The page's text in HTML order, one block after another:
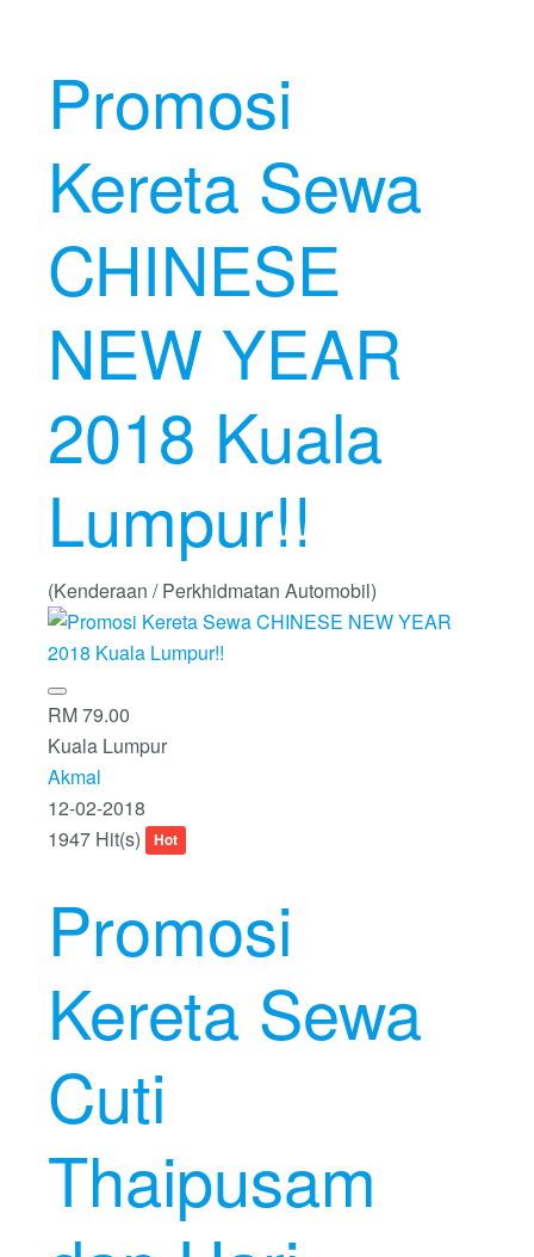
Promosi
Kereta Sewa
CHINESE
NEW YEAR
2018 Kuala
Lumpur!!
(Kenderaan / Perkhidmatan Automobil)
RM 79.00
Kuala Lumpur
Akmal
12-02-2018
1947 Hit(s)
Hot
Promosi
Kereta Sewa
Cuti
Thaipusam